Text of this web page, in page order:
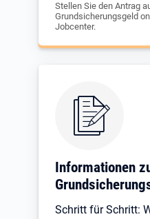
Stellen Sie den Antrag
Grundsicherungsgeld
Jobcenter.
Informationen
Schritt für Schritt: